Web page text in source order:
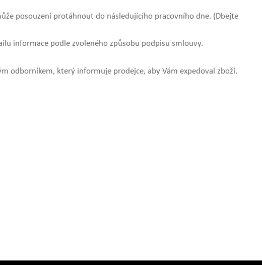
posouzení protáhnout do následujícího pracovního dne. (Dbejte
informace podle zvoleného způsobu podpisu smlouvy.
odborníkem, který informuje prodejce, aby Vám expedoval zboží.